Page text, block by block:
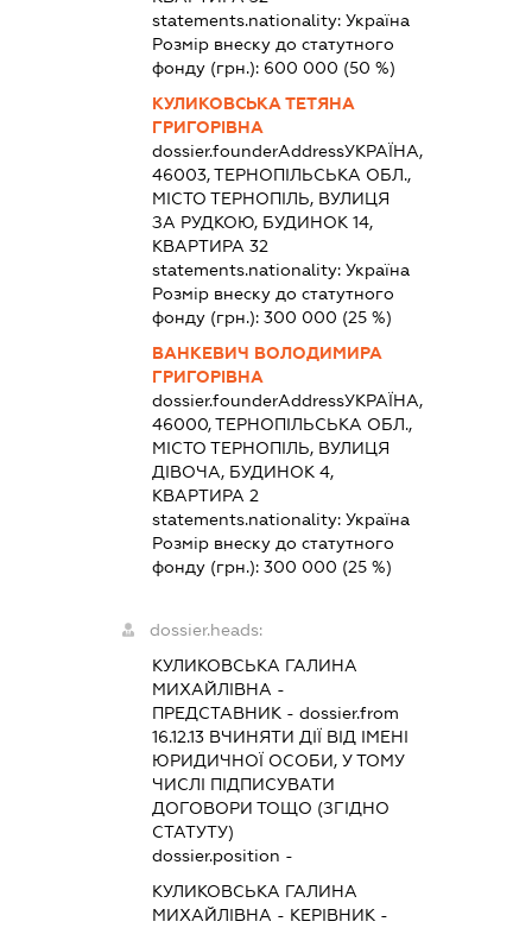
statements.nationality:Україна
Розмір внеску до статутного
фонду (грн.): 600 000 (50 %)
КУЛИКОВСЬКА ТЕТЯНА
ГРИГОРІВНА
dossier.founderAddressУКРАЇНА,
46003, ТЕРНОПІЛЬСЬКА ОБЛ.,
МІСТО ТЕРНОПІЛЬ, ВУЛИЦЯ
ЗА РУДКОЮ, БУДИНОК 14,
КВАРТИРА 32
statements.nationality:Україна
Розмір внеску до статутного
фонду (грн.):300 000 (25 %)
ВАНКЕВИЧ ВОЛОДИМИРА
ГРИГОРІВНА
dossier.founderAddressУКРАЇНА,
46000, ТЕРНОПІЛЬСЬКА ОБЛ.,
МІСТО ТЕРНОПІЛЬ, ВУЛИЦЯ
ДІВОЧА, БУДИНОК 4,
КВАРТИРА 2
statements.nationality:Україна
Розмір внеску до статутного
фонду (грн.):300 000 (25 %)
dossier.heads:
КУЛИКОВСЬКА ГАЛИНА
МИХАЙЛІВНА -
ПРЕДСТАВНИК - dossier.from
16.12.13 ВЧИНЯТИ ДІЇ ВІД ІМЕНІ
ЮРИДИЧНОЇ ОСОБИ, У ТОМУ
ЧИСЛІ ПІДПИСУВАТИ
ДОГОВОРИ ТОЩО (ЗГІДНО
СТАТУТУ)
dossier.position -
КУЛИКОВСЬКА ГАЛИНА
МИХАЙЛІВНА - КЕРІВНИК -